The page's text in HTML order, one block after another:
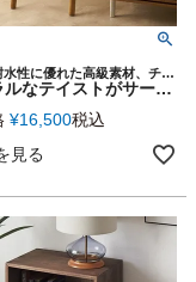
耐久性と耐水性に優れた高級素材、チーク無垢材を使用したスタイリッシュなタオルハンガー
ナチュラルなテイストがサーフスタイルによく合うチークウッドのはしご型タオルハンガー（セルフスタンドタイプ）[14230]
¥16,500税込
見る